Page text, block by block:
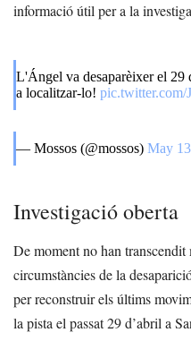
informació útil per a la
L'Ángel va desaparèixer el 29
a localitzar-lo!
— Mossos (@mossos) May
Investigació oberta
De moment no han transcendit
circumstàncies de la
per reconstruir els últims
la pista el passat 29 d’abril a